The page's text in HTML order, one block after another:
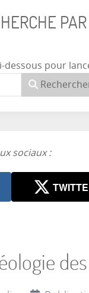
dessous pour
sociaux :